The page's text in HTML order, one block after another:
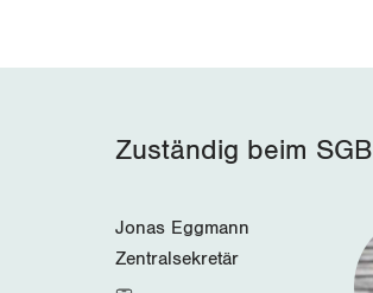
Zuständig beim SGB
Jonas Eggmann
Zentralsekretär